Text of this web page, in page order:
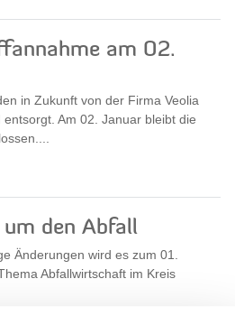
am 02.
in Zukunft von der Firma Veolia
Am 02. Januar bleibt die
den Abfall
Änderungen wird es zum 01.
Abfallwirtschaft im Kreis